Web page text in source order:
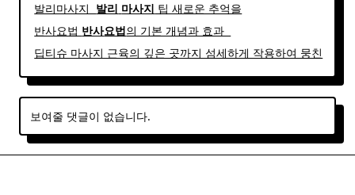
발리마사지 ​ 발리 마사지 팁 새로운 추억을
반사요법 반사요법의 기본 개념과 효과 ​ ​
딥티슈 마사지 근육의 깊은 곳까지 섬세하게 작용하여 뭉친
보여줄 댓글이 없습니다.